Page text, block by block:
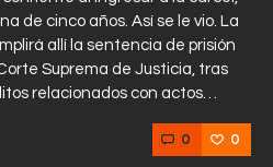
de cinco años. Así se le vio. La
allí la sentencia de prisión
Suprema de Justicia, tras
relacionados con actos…
0 0